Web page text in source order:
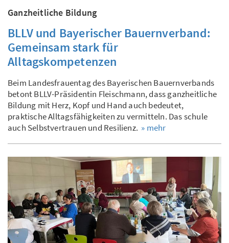
Ganzheitliche Bildung
BLLV und Bayerischer Bauernverband:
Gemeinsam stark für
Alltagskompetenzen
Beim Landesfrauentag des Bayerischen Bauernverbands
betont BLLV-Präsidentin Fleischmann, dass ganzheitliche
Bildung mit Herz, Kopf und Hand auch bedeutet,
praktische Alltagsfähigkeiten zu vermitteln. Das schule
auch Selbstvertrauen und Resilienz. » mehr